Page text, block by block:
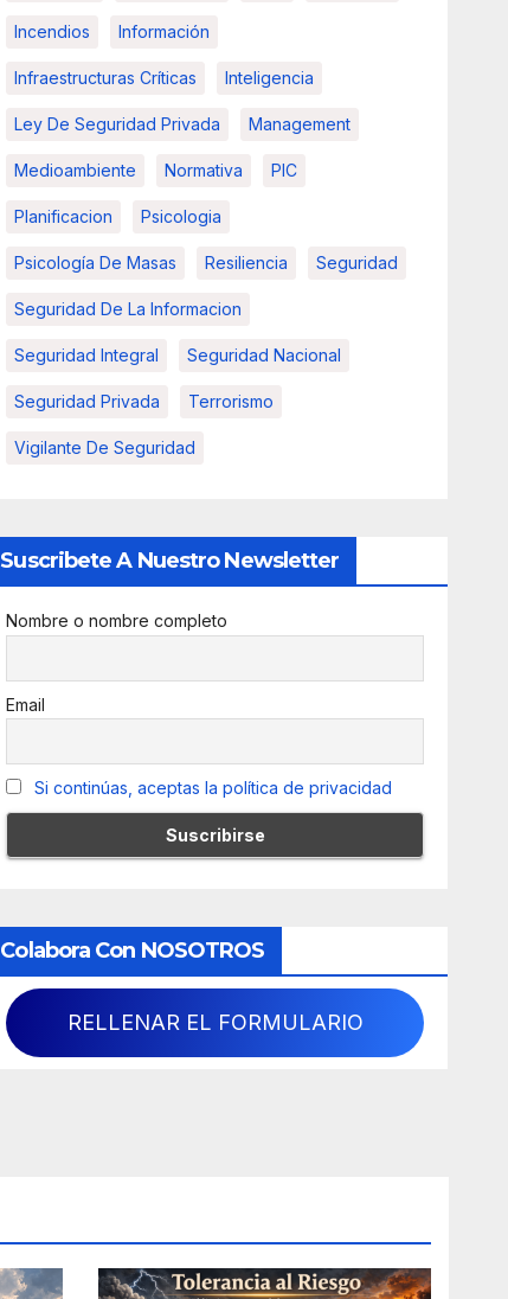
Incendios Información
Infraestructuras Críticas Inteligencia
Ley De Seguridad Privada Management
Medioambiente Normativa PIC
Planificacion Psicologia
Psicología De Masas Resiliencia Seguridad
Seguridad De La Informacion
Seguridad Integral Seguridad Nacional
Seguridad Privada Terrorismo
Vigilante De Seguridad
Suscribete A Nuestro Newsletter
Nombre o nombre completo
Email
Si continúas, aceptas la política de privacidad
Colabora Con NOSOTROS
RELLENAR EL FORMULARIO